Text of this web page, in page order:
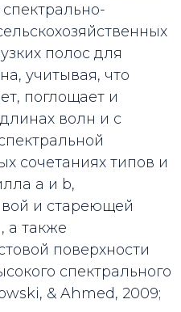
полос для
учитывая, что
поглощает и
волн и с
сочетаниях типов и
a и b,
и стареющей
а также
поверхности
спектрального
& Ahmed, 2009;